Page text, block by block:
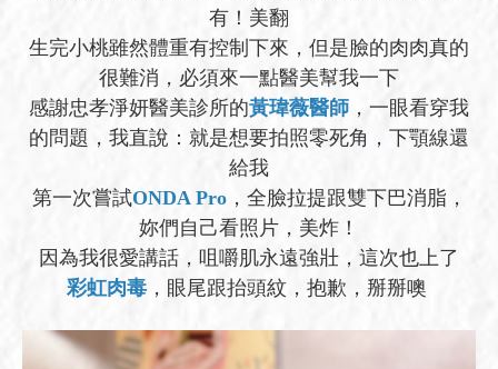
有！美翻
生完小桃雖然體重有控制下來，但是臉的肉肉真的
很難消，必須來一點醫美幫我一下
感謝忠孝淨妍醫美診所的黃瑋薇醫師 ，一眼看穿我
的問題，我直說：就是想要拍照零死角，下顎線還
給我
第一次嘗試ONDA Pro，全臉拉提跟雙下巴消脂，
妳們自己看照片，美炸！
因為我很愛講話，咀嚼肌永遠強壯，這次也上了
彩虹肉毒，眼尾跟抬頭紋，抱歉，掰掰噢